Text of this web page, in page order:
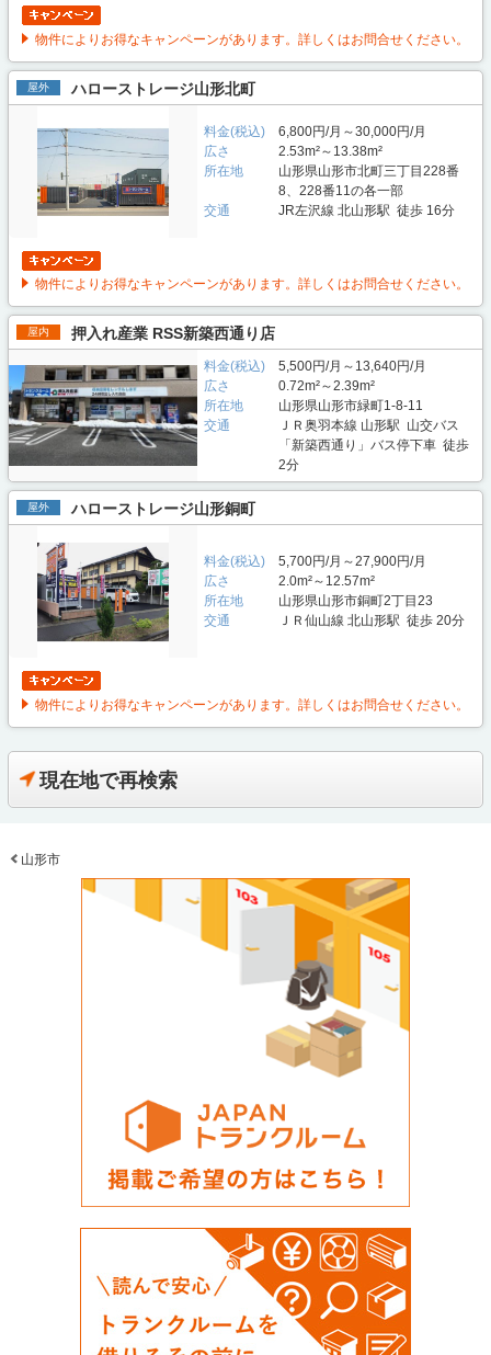
物件によりお得なキャンペーンがあります。詳しくはお問合せください。
屋外 ハローストレージ山形北町
料金(税込)
6,800円/月～30,000円/月
広さ
2.53m²～13.38m²
所在地
山形県山形市北町三丁目228番
8、228番11の各一部
交通
JR左沢線 北山形駅 徒歩 16分
物件によりお得なキャンペーンがあります。詳しくはお問合せください。
屋内 押入れ産業 RSS新築西通り店
料金(税込)
5,500円/月～13,640円/月
広さ
0.72m²～2.39m²
所在地
山形県山形市緑町1-8-11
交通
ＪＲ奥羽本線 山形駅 山交バス
「新築西通り」バス停下車 徒歩
2分
屋外 ハローストレージ山形銅町
料金(税込)
5,700円/月～27,900円/月
広さ
2.0m²～12.57m²
所在地
山形県山形市銅町2丁目23
交通
ＪＲ仙山線 北山形駅 徒歩 20分
物件によりお得なキャンペーンがあります。詳しくはお問合せください。
現在地で再検索
山形市